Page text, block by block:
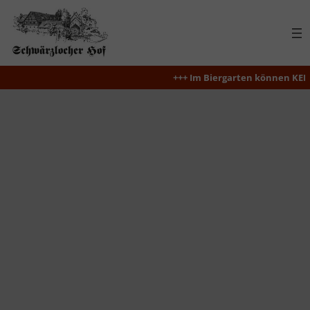
Inhalt
springen
+++ Im Biergarten können